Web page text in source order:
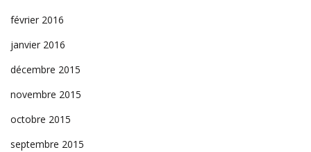
février 2016
janvier 2016
décembre 2015
novembre 2015
octobre 2015
septembre 2015